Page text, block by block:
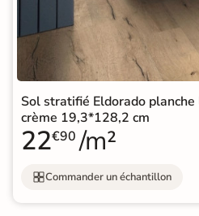
Sol stratifié Eldorado
crème 19,3*128,2 cm
22€90 /m²
Commander un échantillon